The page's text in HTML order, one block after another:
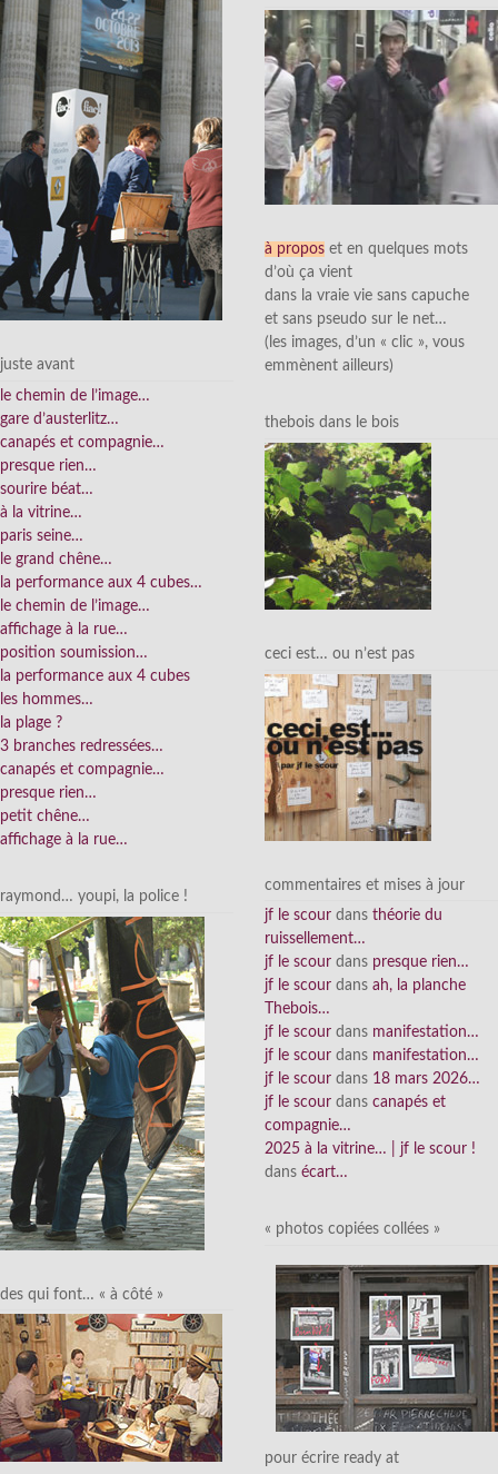
juste avant
le chemin de l’image…
gare d’austerlitz…
canapés et compagnie…
presque rien…
sourire béat…
à la vitrine…
paris seine…
le grand chêne…
la performance aux 4 cubes…
le chemin de l’image…
affichage à la rue…
position soumission…
la performance aux 4 cubes
les hommes…
la plage ?
3 branches redressées…
canapés et compagnie…
presque rien…
petit chêne…
affichage à la rue…
raymond… youpi, la police !
des qui font… « à côté »
à propos et en quelques mots
d’où ça vient
dans la vraie vie sans capuche
et sans pseudo sur le net…
(les images, d’un « clic », vous
emmènent ailleurs)
thebois dans le bois
ceci est… ou n’est pas
commentaires et mises à jour
jf le scour dans théorie du
ruissellement…
jf le scour dans presque rien…
jf le scour dans ah, la planche
Thebois…
jf le scour dans manifestation…
jf le scour dans manifestation…
jf le scour dans 18 mars 2026…
jf le scour dans canapés et
compagnie…
2025 à la vitrine… | jf le scour !
dans écart…
« photos copiées collées »
pour écrire ready at